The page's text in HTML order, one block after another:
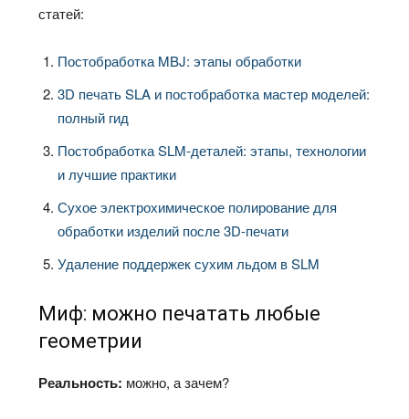
статей:
Постобработка MBJ: этапы обработки
3D печать SLA и постобработка мастер моделей:
полный гид
Постобработка SLM-деталей: этапы, технологии
и лучшие практики
Сухое электрохимическое полирование для
обработки изделий после 3D-печати
Удаление поддержек сухим льдом в SLM
Миф: можно печатать любые
геометрии
Реальность: можно, а зачем?